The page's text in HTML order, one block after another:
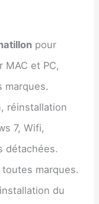
pour
et PC,
marques.
réinstallation
7, Wifi,
détachées.
marques.
du